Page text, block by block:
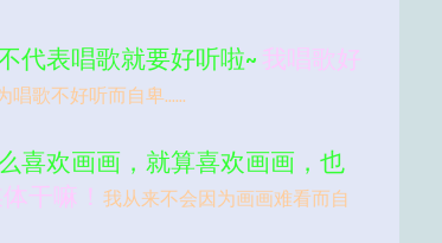
代表唱歌就要好听啦~ 我唱歌好
唱歌不好听而自卑……
喜欢画画，就算喜欢画画，也
干嘛！ 我从来不会因为画画难看而自